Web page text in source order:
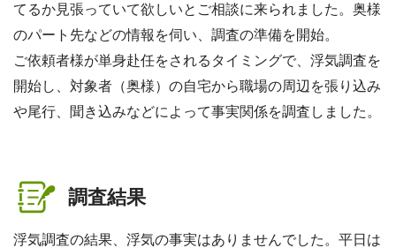
てるか見張っていて欲しいとご相談に来られました。奥様
のパート先などの情報を伺い、調査の準備を開始。
ご依頼者様が単身赴任をされるタイミングで、浮気調査を
開始し、対象者（奥様）の自宅から職場の周辺を張り込み
や尾行、聞き込みなどによって事実関係を調査しました。
調査結果
浮気調査の結果、浮気の事実はありませんでした。平日は